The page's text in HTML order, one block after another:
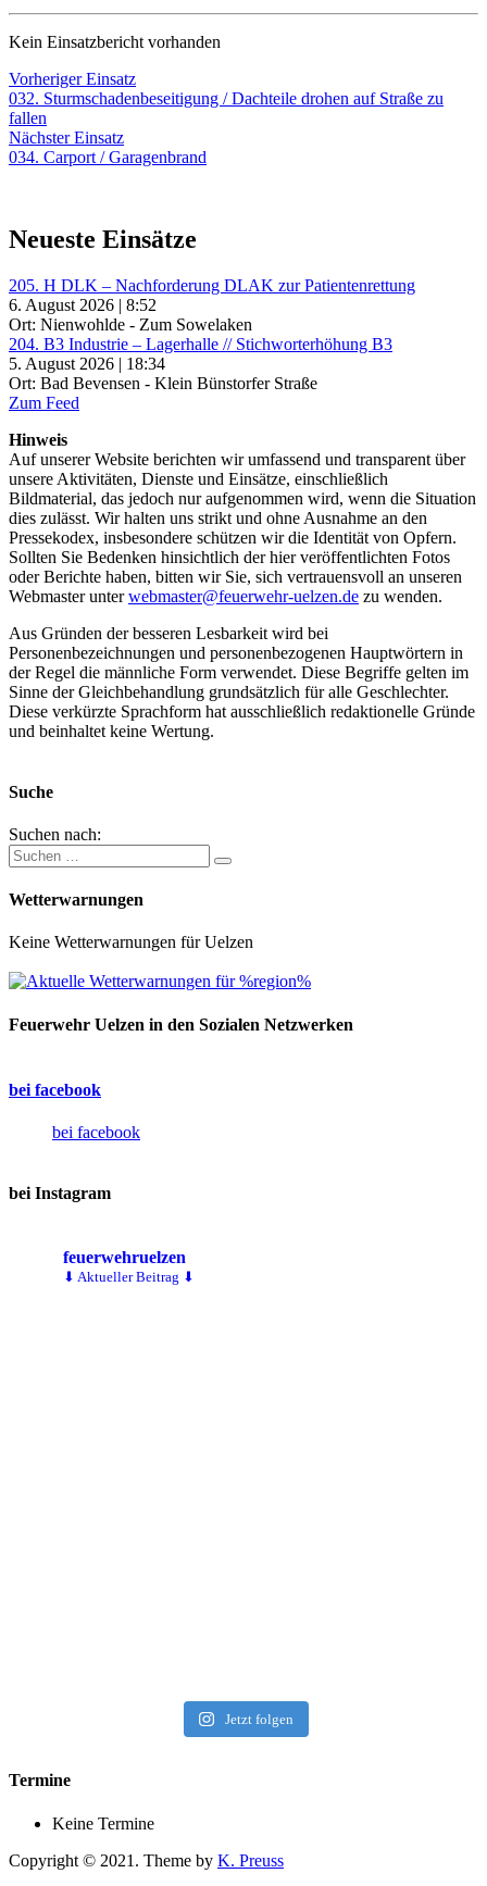
Kein Einsatzbericht vorhanden
Beitragsnavigation
Vorheriger EinsatzVorheriger
Einsatz:
032. Sturmschadenbeseitigung / Dachteile drohen auf Straße zu
fallen
Nächster EinsatzNächster
Einsatz:
034. Carport / Garagenbrand
Neueste Einsätze
205. H DLK – Nachforderung DLAK zur Patientenrettung
6. August 2026 | 8:52
Ort: Nienwohlde - Zum Sowelaken
204. B3 Industrie – Lagerhalle // Stichworterhöhung B3
5. August 2026 | 18:34
Ort: Bad Bevensen - Klein Bünstorfer Straße
Zum Feed
Hinweis
Auf unserer Website berichten wir umfassend und transparent über
unsere Aktivitäten, Dienste und Einsätze, einschließlich
Bildmaterial, das jedoch nur aufgenommen wird, wenn die Situation
dies zulässt. Wir halten uns strikt und ohne Ausnahme an den
Pressekodex, insbesondere schützen wir die Identität von Opfern.
Sollten Sie Bedenken hinsichtlich der hier veröffentlichten Fotos
oder Berichte haben, bitten wir Sie, sich vertrauensvoll an unseren
Webmaster unterwebmaster@feuerwehr-uelzen.de zu wenden.
Aus Gründen der besseren Lesbarkeit wird bei
Personenbezeichnungen und personenbezogenen Hauptwörtern in
der Regel die männliche Form verwendet. Diese Begriffe gelten im
Sinne der Gleichbehandlung grundsätzlich für alle Geschlechter.
Diese verkürzte Sprachform hat ausschließlich redaktionelle Gründe
und beinhaltet keine Wertung.
Suche
Suchen nach:
Wetterwarnungen
Keine Wetterwarnungen für Uelzen
Feuerwehr Uelzen in den Sozialen Netzwerken
bei facebook
bei facebook
bei Instagram
feuerwehruelzen
⬇ Aktueller Beitrag ⬇
Jetzt folgen
Termine
Keine Termine
Copyright © 2021. Theme by K. Preuss